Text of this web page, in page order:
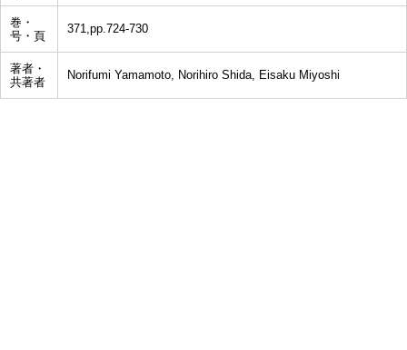
巻・
号・頁
371,pp.724-730
著者・
共著者
Norifumi Yamamoto, Norihiro Shida, Eisaku Miyoshi